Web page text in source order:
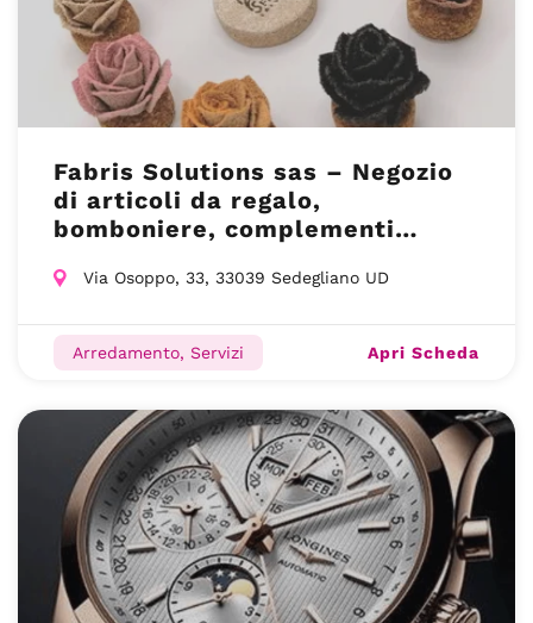
Fabris Solutions sas – Negozio
di articoli da regalo,
bomboniere, complementi
Via Osoppo, 33, 33039 Sedegliano UD
Arredamento, Servizi Apri Scheda